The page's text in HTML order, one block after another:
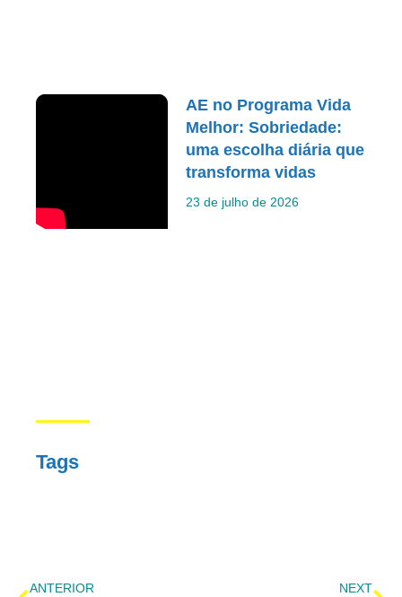
AE no Programa Vida
Melhor: Sobriedade:
uma escolha diária que
transforma vidas
23 de julho de 2026
Tags
ANTERIOR NEXT